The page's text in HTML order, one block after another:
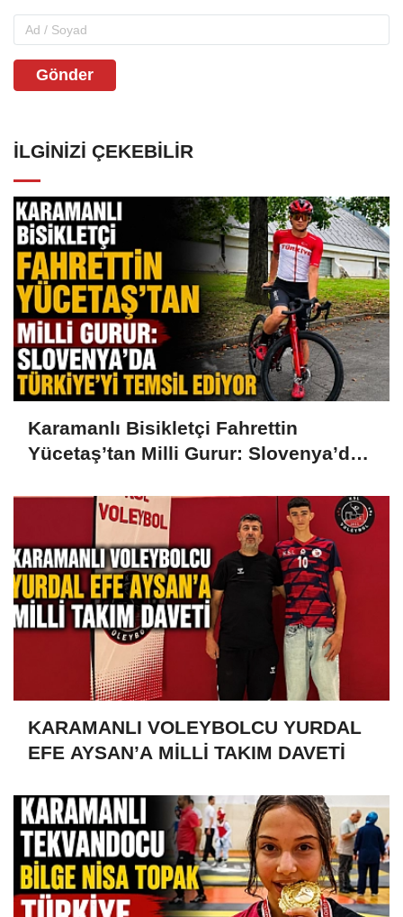
Gönder
İLGINIZI ÇEKEBILIR
Karamanlı Bisikletçi Fahrettin
Yücetaş’tan Milli Gurur: Slovenya’da
KARAMANLI VOLEYBOLCU YURDAL
EFE AYSAN’A MİLLİ TAKIM DAVETİ